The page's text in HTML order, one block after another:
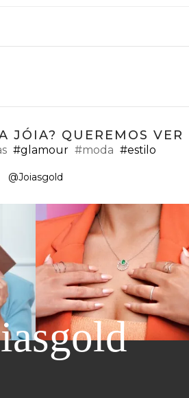
JÓIA? QUEREMOS VER
#glamour #moda #estilo
@Joiasgold